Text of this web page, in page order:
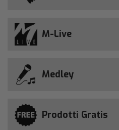
M-Live
Medley
Prodotti Gratis